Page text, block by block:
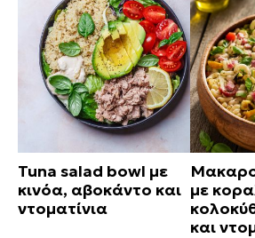
Tuna salad bowl με
κινόα, αβοκάντο και
ντοματίνια
με
και